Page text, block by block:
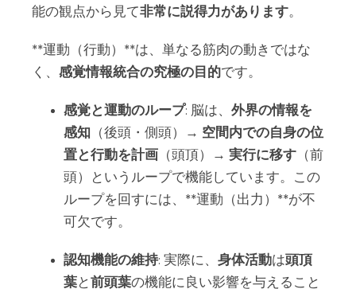
能の観点から見て非常に説得力があります。
**運動（行動）**は、単なる筋肉の動きではな
く、 感覚情報統合の究極の目的です。
感覚と運動のループ: 脳は、 外界の情報を
感知 （後頭・側頭）→ 空間内での自身の位
置と行動を計画 （頭頂）→ 実行に移す （前
頭）というループで機能しています。この
ループを回すには、**運動（出力）**が不
可欠です。
認知機能の維持: 実際に、 身体活動は頭頂
葉と前頭葉の機能に良い影響を与えること